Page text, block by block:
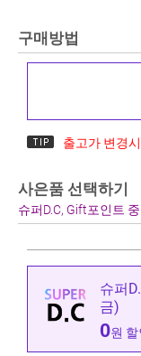
구매방법
출고가 변경
사은품 선택하기
슈퍼D.C, Gift포인트 중
슈퍼
금)
0원 할